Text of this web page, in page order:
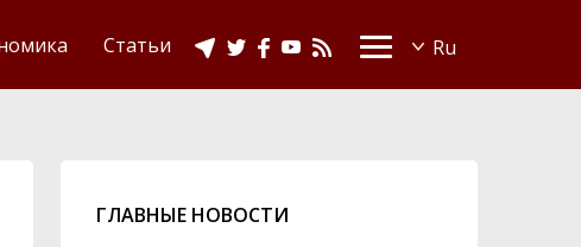
Статьи
ГЛАВНЫЕ НОВОСТИ